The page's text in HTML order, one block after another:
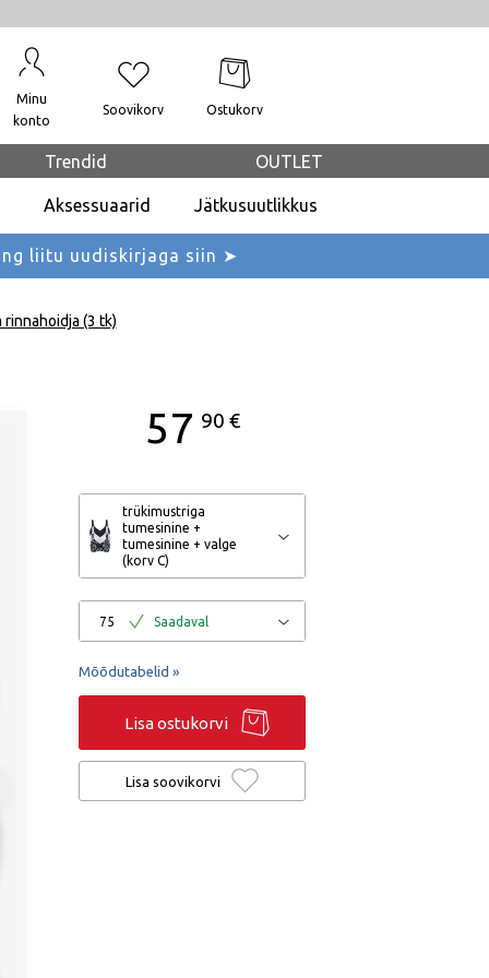
Minu
konto
Soovikorv Ostukorv
Aksessuaarid Jätkusuutlikkus
Trendid OUTLET
liitu uudiskirjaga siin ➤
(3 tk)
57 90 €
trükimustriga
tumesinine +
tumesinine + valge
(korv C)
75 Saadaval
Mõõdutabelid »
Lisa ostukorvi
Lisa soovikorvi